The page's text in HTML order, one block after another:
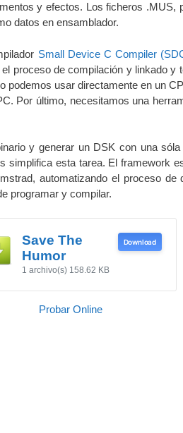
y efectos. Los ficheros
datos en ensamblador.
Small Device C Compiler
proceso de compilación y linkado
podemos usar directamente en un
Por último, necesitamos una
y generar un DSK con una
simplifica esta tarea. El framework
automatizando el proceso de
programar y compilar.
Save The
Humor
1 archivo(s) 158.62 KB
Download
Probar Online